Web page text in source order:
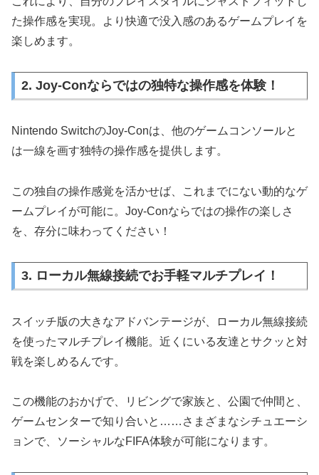
た操作感を実現。より快適で没入感のあるゲームプレイを
楽しめます。
2. Joy-Conならではの独特な操作感を体験！
Nintendo SwitchのJoy-Conは、他のゲームコンソールと
は一線を画す独特の操作感を提供します。
この独自の操作感覚を活かせば、これまでにない動的なゲ
ームプレイが可能に。Joy-Conならではの操作の楽しさ
を、存分に味わってください！
3. ローカル無線接続でお手軽マルチプレイ！
スイッチ版の大きなアドバンテージが、ローカル無線接続
を使ったマルチプレイ機能。近くにいる友達とサクッと対
戦を楽しめるんです。
この機能のおかげで、リビングで家族と、公園で仲間と、
ゲームセンターで知り合いと……さまざまなシチュエーシ
ョンで、ソーシャルなFIFA体験が可能になります。